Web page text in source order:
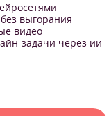
выгорания
видео
задачи через ии